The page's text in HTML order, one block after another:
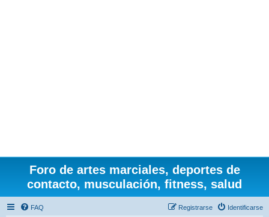
Foro de artes marciales, deportes de
contacto, musculación, fitness, salud
FAQ Identificarse
Registrarse